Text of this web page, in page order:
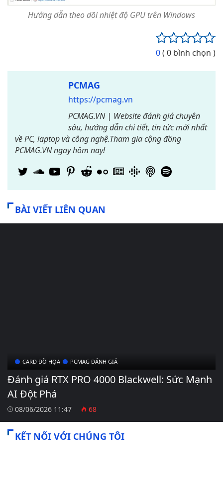
Hướng dẫn theo dõi nhiệt độ GPU trên Windows
0( 0 bình chọn )
PCMAG
https://pcmag.vn
PCMAG.VN | Website đánh giá chuyên
sâu, hướng dẫn chi tiết, tin tức mới nhất
về PC, laptop và công nghệ.Tham gia cộng đồng
PCMAG.VN ngay hôm nay!
BÀI VIẾT LIÊN QUAN
CARD ĐỒ HỌA PCMAG ĐÁNH GIÁ
Đánh giá RTX PRO 4000 Blackwell: Sức Mạnh
AI Đột Phá
08/06/2026 11:47 68
KẾT NỐI VỚI CHÚNG TÔI